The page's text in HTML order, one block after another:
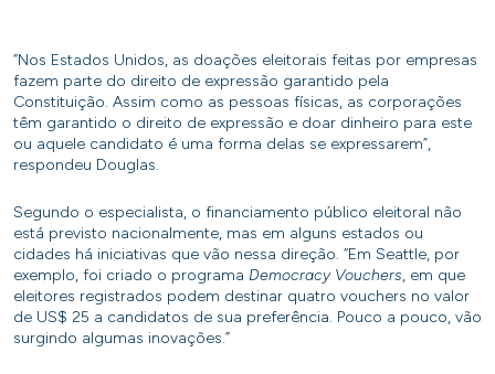
“Nos Estados Unidos, as doações eleitorais feitas por empresas
fazem parte do direito de expressão garantido pela
Constituição. Assim como as pessoas físicas, as corporações
têm garantido o direito de expressão e doar dinheiro para este
ou aquele candidato é uma forma delas se expressarem”,
respondeu Douglas.
Segundo o especialista, o financiamento público eleitoral não
está previsto nacionalmente, mas em alguns estados ou
cidades há iniciativas que vão nessa direção. “Em Seattle, por
exemplo, foi criado o programa Democracy Vouchers, em que
eleitores registrados podem destinar quatro vouchers no valor
de US$ 25 a candidatos de sua preferência. Pouco a pouco, vão
surgindo algumas inovações.”